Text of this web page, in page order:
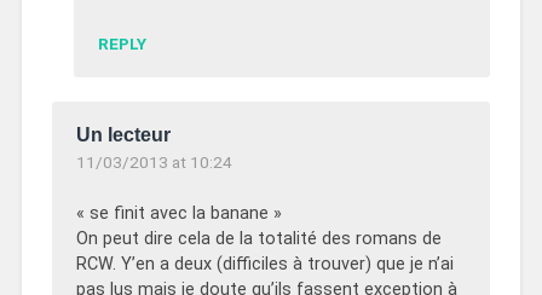
REPLY
Un lecteur
11/03/2013 at 10:24
« se finit avec la banane »
On peut dire cela de la totalité des romans de
RCW. Y’en a deux (difficiles à trouver) que je n’ai
pas lus mais je doute qu’ils fassent exception à